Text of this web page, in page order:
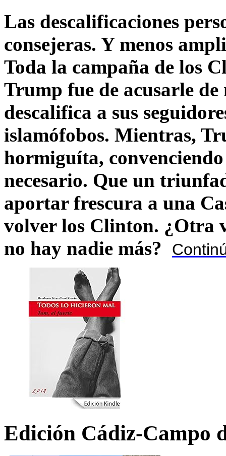
Las descalificaciones
consejeras. Y menos
Toda la campaña de los
Trump fue de acusarle
descalifica a sus
islamófobos. Mientras,
hormiguíta,
necesario. Que un
aportar frescura a una
volver los Clinton. ¿Otra
no hay nadie más?
Edición Cádiz-Campo